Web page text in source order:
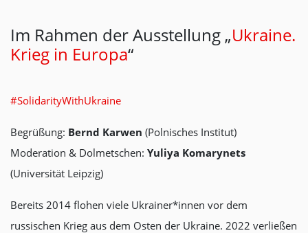
Im Rahmen der Ausstellung „Ukraine.
Krieg in Europa“
#SolidarityWithUkraine
Begrüßung: Bernd Karwen (Polnisches Institut)
Moderation & Dolmetschen: Yuliya Komarynets
(Universität Leipzig)
Bereits 2014 flohen viele Ukrainer*innen vor dem
russischen Krieg aus dem Osten der Ukraine. 2022 verließen